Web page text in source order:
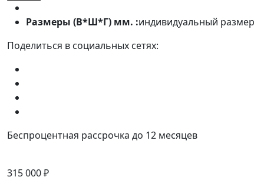
Размеры (В*Ш*Г) мм. :индивидуальный размер
Поделиться в социальных сетях:
Беспроцентная рассрочка до 12 месяцев
315 000 ₽